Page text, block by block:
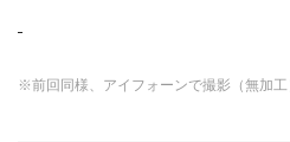
※前回同様、アイフォーンで撮影（無加工